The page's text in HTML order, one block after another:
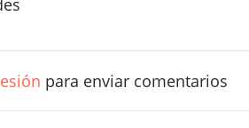
para enviar comentarios